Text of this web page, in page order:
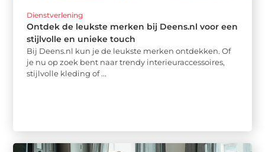
Dienstverlening
Ontdek de leukste merken bij Deens.nl voor een
stijlvolle en unieke touch
Bij Deens.nl kun je de leukste merken ontdekken. Of
je nu op zoek bent naar trendy interieuraccessoires,
stijlvolle kleding of ...